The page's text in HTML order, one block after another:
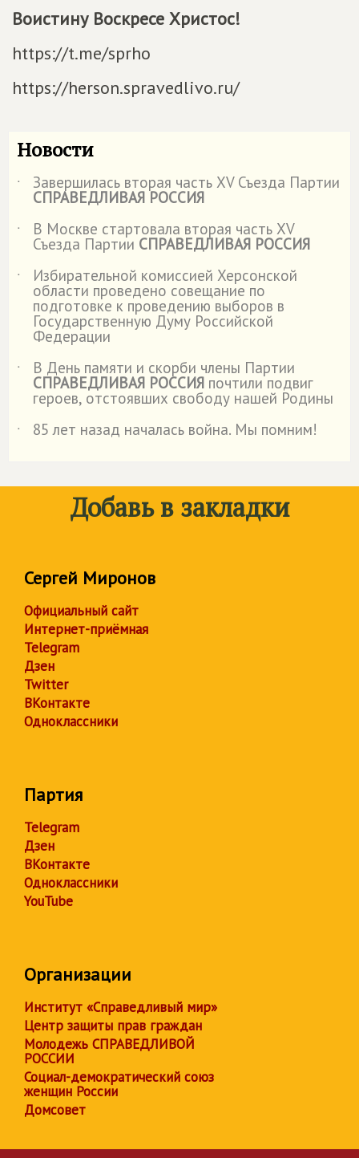
Воистину Воскресе Христос!
https://t.me/sprho
https://herson.spravedlivo.ru/
Новости
˙ Завершилась вторая часть XV Съезда Партии
СПРАВЕДЛИВАЯ РОССИЯ
˙
В Москве стартовала вторая часть XV
Съезда Партии СПРАВЕДЛИВАЯ РОССИЯ
˙
Избирательной комиссией Херсонской
области проведено совещание по
подготовке к проведению выборов в
Государственную Думу Российской
Федерации
˙
В День памяти и скорби члены Партии
СПРАВЕДЛИВАЯ РОССИЯ почтили подвиг
героев, отстоявших свободу нашей Родины
˙
85 лет назад началась война. Мы помним!
Добавь в закладки
Сергей Миронов
Официальный сайт
Интернет-приёмная
Telegram
Дзен
Twitter
ВКонтакте
Одноклассники
Партия
Telegram
Дзен
ВКонтакте
Одноклассники
YouTube
Организации
Институт «Справедливый мир»
Центр защиты прав граждан
Молодежь СПРАВЕДЛИВОЙ
РОССИИ
Социал-демократический союз
женщин России
Домсовет